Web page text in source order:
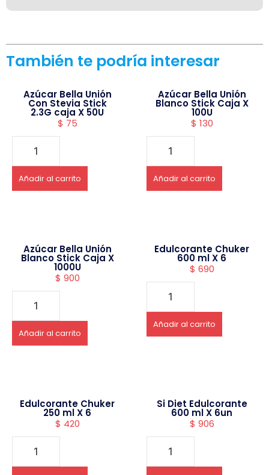
También te podría interesar
Azúcar Bella Unión
Con Stevia Stick
2.3G caja X 50U
$ 75
Añadir al carrito
Azúcar Bella Unión
Blanco Stick Caja X
100U
$ 130
Añadir al carrito
Azúcar Bella Unión
Blanco Stick Caja X
1000U
$ 900
Añadir al carrito
Edulcorante Chuker
600 ml X 6
$ 690
Añadir al carrito
Edulcorante Chuker
250 ml X 6
$ 420
Si Diet Edulcorante
600 ml X 6un
$ 906